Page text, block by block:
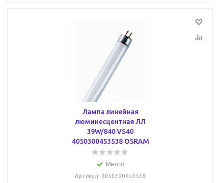
Лампа линейная
люминесцентная ЛЛ
39W/840 VS40
4050300453538 OSRAM
Много
Артикул: 4050300453538